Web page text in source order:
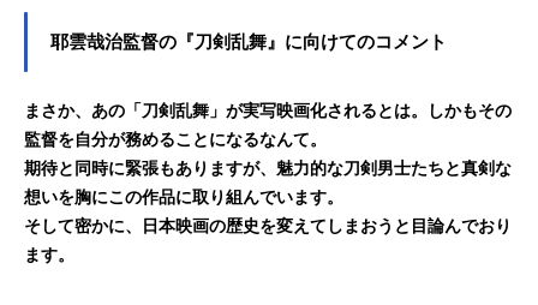
耶雲哉治監督の『刀剣乱舞』に向けてのコメント
まさか、あの「刀剣乱舞」が実写映画化されるとは。しかもその
監督を自分が務めることになるなんて。
期待と同時に緊張もありますが、魅力的な刀剣男士たちと真剣な
想いを胸にこの作品に取り組んでいます。
そして密かに、日本映画の歴史を変えてしまおうと目論んでおり
ます。